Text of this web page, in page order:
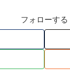
フォローする